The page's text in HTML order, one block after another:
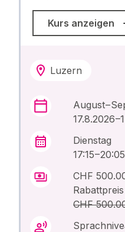
Kurs anzeigen
Luzern
August –
17.8.2026
Dienstag
17:15 –
CHF
CHF